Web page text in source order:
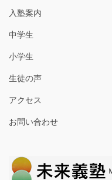
入塾案内
中学生
小学生
生徒の声
アクセス
お問い合わせ